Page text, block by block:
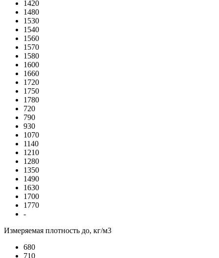
1420
1480
1530
1540
1560
1570
1580
1600
1660
1720
1750
1780
720
790
930
1070
1140
1210
1280
1350
1490
1630
1700
1770
-
Измеряемая плотность до, кг/м3
680
710